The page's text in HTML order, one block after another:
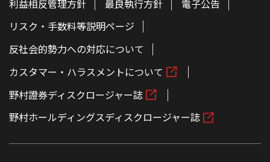
利益相反管理方針
最良執行方針
電子公告
リスク・手数料等説明ページ
反社会的勢力への対応について
カスタマー・ハラスメントについて
野村證券ディスクロージャー誌
野村ホールディングスディスクロージャー誌